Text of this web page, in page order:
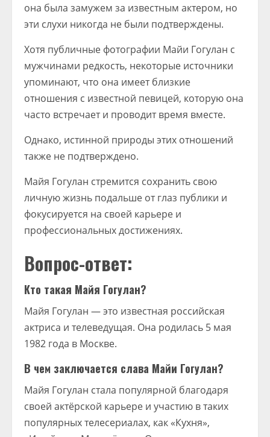
она была замужем за известным актером, но
эти слухи никогда не были подтверждены.
Хотя публичные фотографии Майи Гогулан с
мужчинами редкость, некоторые источники
упоминают, что она имеет близкие
отношения с известной певицей, которую она
часто встречает и проводит время вместе.
Однако, истинной природы этих отношений
также не подтверждено.
Майя Гогулан стремится сохранить свою
личную жизнь подальше от глаз публики и
фокусируется на своей карьере и
профессиональных достижениях.
Вопрос-ответ:
Кто такая Майя Гогулан?
Майя Гогулан — это известная российская
актриса и телеведущая. Она родилась 5 мая
1982 года в Москве.
В чем заключается слава Майи Гогулан?
Майя Гогулан стала популярной благодаря
своей актёрской карьере и участию в таких
популярных телесериалах, как «Кухня»,